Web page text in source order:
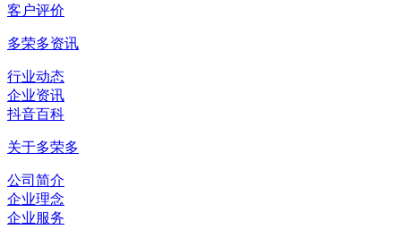
客户评价
多荣多资讯
行业动态
企业资讯
抖音百科
关于多荣多
公司简介
企业理念
企业服务